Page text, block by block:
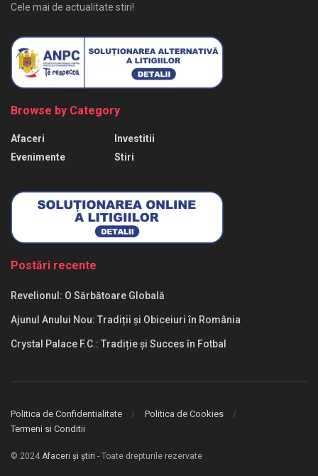
Cele mai de actualitate stiri!
Browse by Category
Afaceri
Evenimente
Investitii
Stiri
Postări recente
Revelionul: O Sărbătoare Globală
Ajunul Anului Nou: Tradiții și Obiceiuri în România
Crystal Palace F.C.: Tradiție și Succes în Fotbal
Politica de Confidentialitate
Politica de Cookies
Termeni si Conditii
© 2024 Afaceri și știri - Toate drepturile rezervate